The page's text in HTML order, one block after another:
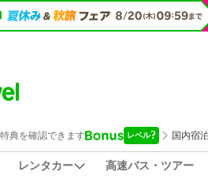
レンタカー 高速バス・ツアー